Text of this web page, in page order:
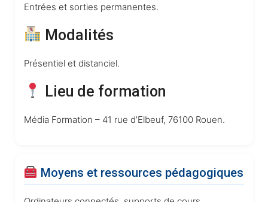
Entrées et sorties permanentes.
Modalités
Présentiel et distanciel.
Lieu de formation
Média Formation – 41 rue d’Elbeuf, 76100 Rouen.
Moyens et ressources pédagogiques